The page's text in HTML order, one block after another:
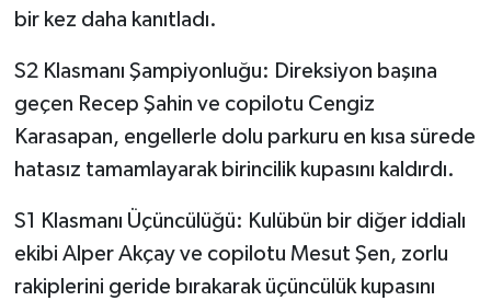
bir kez daha kanıtladı.
S2 Klasmanı Şampiyonluğu: Direksiyon başına
geçen Recep Şahin ve copilotu Cengiz
Karasapan, engellerle dolu parkuru en kısa sürede
hatasız tamamlayarak birincilik kupasını kaldırdı.
S1 Klasmanı Üçüncülüğü: Kulübün bir diğer iddialı
ekibi Alper Akçay ve copilotu Mesut Şen, zorlu
rakiplerini geride bırakarak üçüncülük kupasını